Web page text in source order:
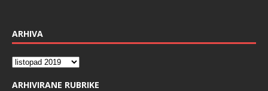
ARHIVA
ARHIVIRANE RUBRIKE